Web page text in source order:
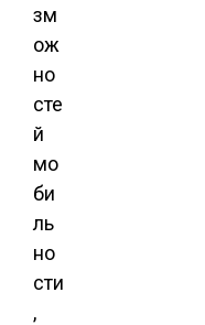
зм
ож
но
сте
й
мо
би
ль
но
сти
,